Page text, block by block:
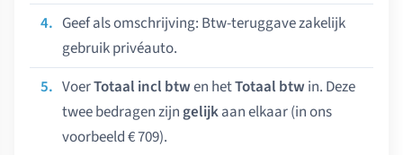
Geef als omschrijving: Btw-teruggave zakelijk
gebruik privéauto.
VoerTotaal incl btwen hetTotaal btw in. Deze
twee bedragen zijn gelijkaan elkaar (in ons
voorbeeld € 709).